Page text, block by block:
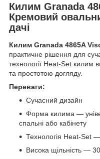
Килим Granada
Кремовий
дачі
Килим Granada 4865A
практичне рішення для
технології Heat‑Set килим
та простотою догляду.
Переваги:
Сучасний дизайн
Форма килима —
спальні або кабінету
Технологія Heat‑Set —
Висока щільність —